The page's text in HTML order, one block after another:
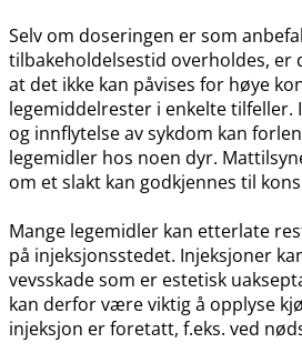
Selv om doseringen er som
tilbakeholdelsestid overholdes, er
at det ikke kan påvises for høye
legemiddelrester i enkelte tilfeller.
og innflytelse av sykdom kan
legemidler hos noen dyr.
om et slakt kan godkjennes til
Mange legemidler kan etterlate
på injeksjonsstedet. Injeksjoner
vevsskade som er estetisk
kan derfor være viktig å opplyse
injeksjon er foretatt, f.eks. ved